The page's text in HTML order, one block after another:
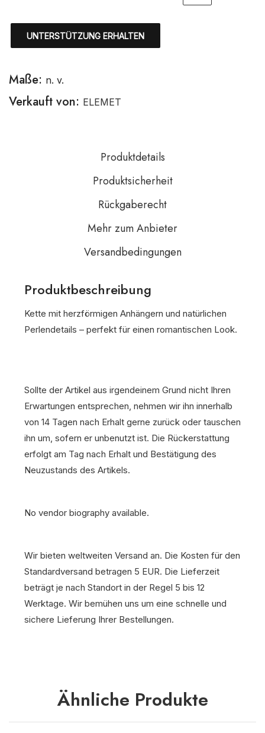
UNTERSTÜTZUNG ERHALTEN
Maße: n. v.
Verkauft von: ELEMET
Produktdetails
Produktsicherheit
Rückgaberecht
Mehr zum Anbieter
Versandbedingungen
Produktbeschreibung
Kette mit herzförmigen Anhängern und natürlichen
Perlendetails – perfekt für einen romantischen Look.
Sollte der Artikel aus irgendeinem Grund nicht Ihren
Erwartungen entsprechen, nehmen wir ihn innerhalb
von 14 Tagen nach Erhalt gerne zurück oder tauschen
ihn um, sofern er unbenutzt ist. Die Rückerstattung
erfolgt am Tag nach Erhalt und Bestätigung des
Neuzustands des Artikels.
No vendor biography available.
Wir bieten weltweiten Versand an. Die Kosten für den
Standardversand betragen 5 EUR. Die Lieferzeit
beträgt je nach Standort in der Regel 5 bis 12
Werktage. Wir bemühen uns um eine schnelle und
sichere Lieferung Ihrer Bestellungen.
Ähnliche Produkte